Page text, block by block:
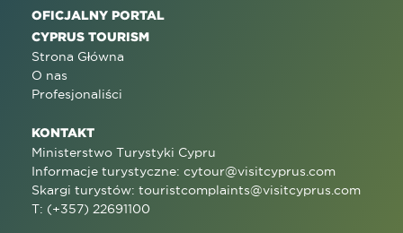
OFICJALNY PORTAL
CYPRUS TOURISM
Strona Główna
O nas
Profesjonaliści
KONTAKT
Ministerstwo Turystyki Cypru
Informacje turystyczne: cytour@visitcyprus.com
Skargi turystów: touristcomplaints@visitcyprus.com
T: (+357) 22691100